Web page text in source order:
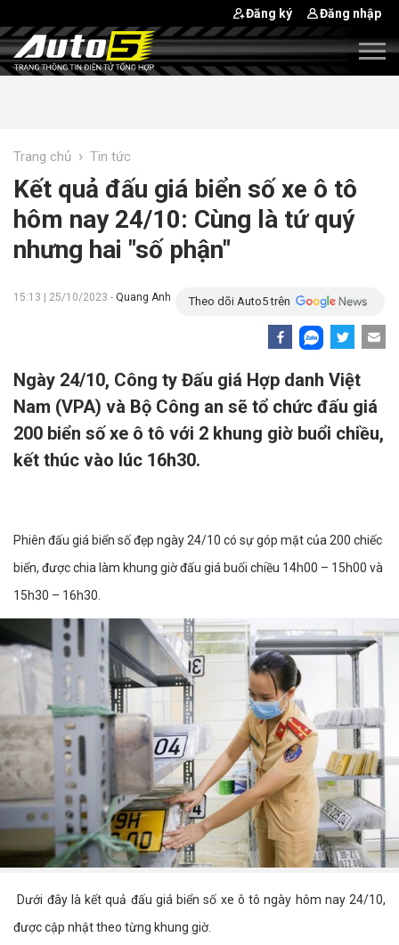
Đăng ký Đăng nhập
Trang chủ › Tin tức
Kết quả đấu giá biển số xe ô tô
hôm nay 24/10: Cùng là tứ quý
nhưng hai "số phận"
15:13 | 25/10/2023 - Quang Anh Theo dõi Auto5 trên
Ngày 24/10, Công ty Đấu giá Hợp danh Việt
Nam (VPA) và Bộ Công an sẽ tổ chức đấu giá
200 biển số xe ô tô với 2 khung giờ buổi chiều,
kết thúc vào lúc 16h30.
Phiên đấu giá biển số đẹp ngày 24/10 có sự góp mặt của 200 chiếc
biển, được chia làm khung giờ đấu giá buổi chiều 14h00 – 15h00 và
15h30 – 16h30.
Dưới đây là kết quả đấu giá biển số xe ô tô ngày hôm nay 24/10,
được cập nhật theo từng khung giờ.